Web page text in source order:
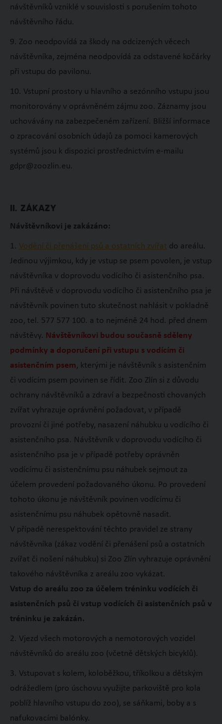
návštěvníků vzniklé v souvislosti s porušením tohoto
návštěvního řádu.
9. Zoo neodpovídá za škody na odcizených věcech
návštěvníka, zejména neodpovídá za odstavené kočárky
při vstupu do pavilonu.
10. Vstupní prostory u hlavního a sezónního vstupu jsou
monitorovány v oprávněném zájmu zoo. Záznamy jsou
uchovávány na zabezpečeném zařízení. Bližší informace
o zpracování osobních údajů za pomoci kamerových
systémů jsou k dispozici prostřednictvím e-mailu
gdpr@zoozlin.eu.
II. ZÁKAZY
Návštěvníkovi je zakázáno:
1. Vodění či přenášení psů a ostatních zvířat do areálu.
Jedinou výjimkou, kdy je vstup se psem povolen, je vstup
návštěvníka v doprovodu vodícího či asistenčního psa.
Při návštěvě v doprovodu vodícího či asistenčního psa je
návštěvník povinen tuto skutečnost nahlásit v pokladně
zoo, tel. 577 577 100. a to nejméně 24 hod. před dnem
návštěvy. Návštěvníkovi budou současně sděleny
podmínky a doporučení při vstupu s vodícím či
asistenčním psem , kterými je návštěvník s asistenčním
či vodícím psem povinen se řídit. Zoo Zlín si z důvodu
ochrany návštěvníků a zdraví a bezpečnosti chovaných
zvířat vyhrazuje oprávnění požadovat, v případě
provozní či jiné potřeby, nasazení náhubku u vodícího či
asistenčního psa. Návštěvník v doprovodu vodícího či
asistenčního psa je v případě potřeby oprávněn
vodícímu či asistenčnímu psu náhubek sejmout za
účelem provedení požadovaného úkonu. Po provedení
tohoto úkonu je návštěvník povinen vodícímu či
asistenčnímu psu náhubek opětovně nasadit.
V případě nerespektování těchto pravidel ze strany
návštěvníka (zákaz vodění či přenášení psů a ostatních
zvířat či nošení náhubku) si Zoo Zlín vyhrazuje oprávnění
takového návštěvníka z areálu zoo vykázat.
Vstup do areálu zoo za účelem tréninku vodících či
asistenčních psů či vstup vodících či asistenčních psů v
tréninku je zakázán.
2. Vjezd všech motorových a nemotorových vozidel
návštěvníků do areálu zoo (včetně dětských bicyklů).
3. Vstupovat s kolem, koloběžkou, tříkolkou a dětským
odrážedlem (pro úschovu využijte parkoviště pro kola
poblíž hlavního vstupu do zoo), se sáňkami, boby a s
nafukovacími balónky.